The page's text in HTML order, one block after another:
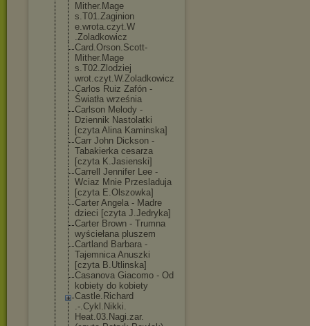
Mither.Mage
s.T01.Zaginion
e.wrota.czyt.W
.Zoladkowicz
Card.Orson.Scott-
Mither.Mage
s.T02.Zlodziej
wrot.czyt.W.Zo ladkowicz
Carlos Ruiz Zafón -
Światła września
Carlson Melody -
Dziennik Nastolatki
[czyta Alina Kaminska]
Carr John Dickson -
Tabakierka cesarza
[czyta K.Jasienski]
Carrell Jennifer Lee -
Wciaz Mnie Przesladuja
[czyta E.Olszowka]
Carter Angela - Madre
dzieci [czyta J.Jedryka]
Carter Brown - Trumna
wyściełana pluszem
Cartland Barbara -
Tajemnica Anuszki
[czyta B.Utlinska]
Casanova Giacomo - Od
kobiety do kobiety
Castle.Richard
.-.Cykl.Nikki.
Heat.03.Nagi.zar.